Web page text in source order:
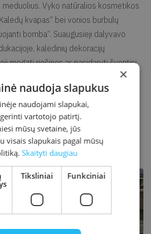
Vyko natūralios kosmetikos
kvapas“ bei vonios burbulų
bomba“. Suaugusieji dalyvavo
kalėdinių dekoracijų
megzti riešines ar pasidaryti šventinį
visos mugės metu.
kūrė ir muzikinius
atlikėjai: Orinta Šlušnytė su
Kretingos meno mokyklos
×
naudoja slapukus
naudojami slapukai,
vartotojo patirtį.
mūsų svetaine, jūs
visais slapukais pagal mūsų
Skaityti daugiau
Tiksliniai Funkciniai